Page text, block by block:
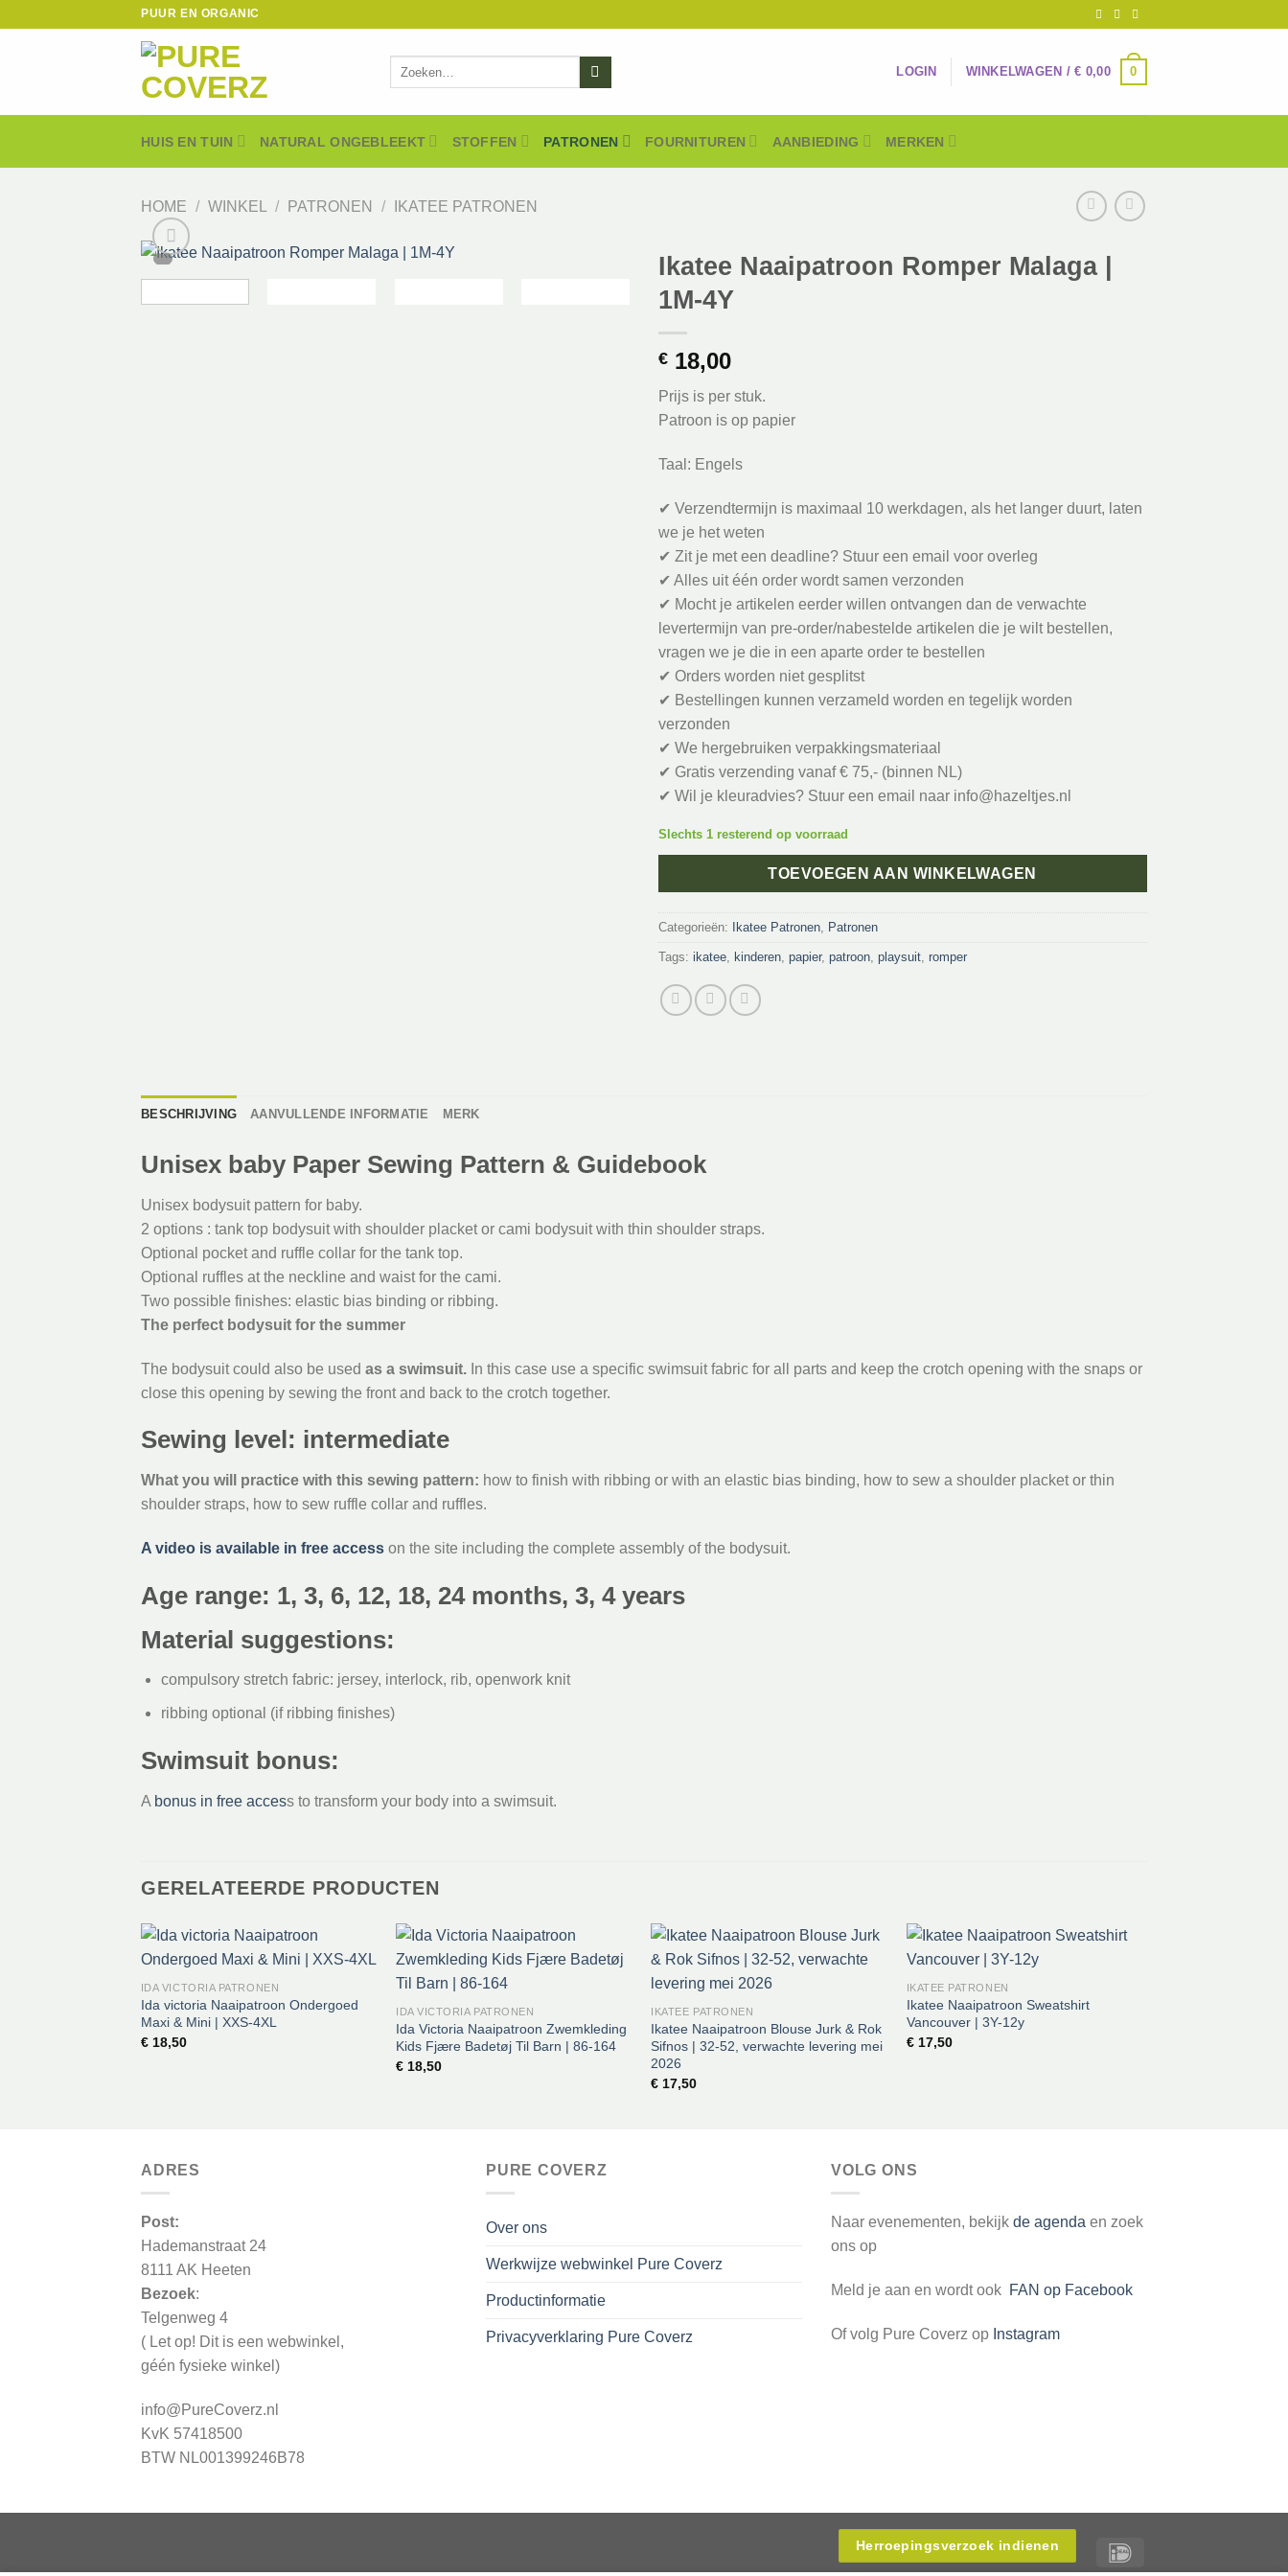
PUUR EN ORGANIC
LOGIN WINKELWAGEN /€ 0,00 0
HUIS EN TUIN NATURAL ONGEBLEEKT STOFFEN PATRONEN FOURNITUREN AANBIEDING MERKEN
HOME / WINKEL / PATRONEN / IKATEE PATRONEN
Ikatee Naaipatroon Romper Malaga |
1M-4Y
€ 18,00
Prijs is per stuk.
Patroon is op papier
Taal: Engels
✔ Verzendtermijn is maximaal 10 werkdagen, als het langer duurt, laten
we je het weten
✔ Zit je met een deadline? Stuur een email voor overleg
✔ Alles uit één order wordt samen verzonden
✔ Mocht je artikelen eerder willen ontvangen dan de verwachte
levertermijn van pre-order/nabestelde artikelen die je wilt bestellen,
vragen we je die in een aparte order te bestellen
✔ Orders worden niet gesplitst
✔ Bestellingen kunnen verzameld worden en tegelijk worden
verzonden
✔ We hergebruiken verpakkingsmateriaal
✔ Gratis verzending vanaf € 75,- (binnen NL)
✔ Wil je kleuradvies? Stuur een email naar info@hazeltjes.nl
Slechts 1 resterend op voorraad
TOEVOEGEN AAN WINKELWAGEN
Categorieën: Ikatee Patronen Patronen
Tags: ikatee kinderen papier, patroon playsuit romper
BESCHRIJVING AANVULLENDE INFORMATIE MERK
Unisex baby Paper Sewing Pattern & Guidebook
Unisex bodysuit pattern for baby.
2 options : tank top bodysuit with shoulder placket or cami bodysuit with thin shoulder straps.
Optional pocket and ruffle collar for the tank top.
Optional ruffles at the neckline and waist for the cami.
Two possible finishes: elastic bias binding or ribbing.
The perfect bodysuit for the summer
The bodysuit could also be used as a swimsuit. In this case use a specific swimsuit fabric for all parts and keep the crotch opening with the snaps or
close this opening by sewing the front and back to the crotch together.
Sewing level: intermediate
What you will practice with this sewing pattern: how to finish with ribbing or with an elastic bias binding, how to sew a shoulder placket or thin
shoulder straps, how to sew ruffle collar and ruffles.
A video is available in free access on the site including the complete assembly of the bodysuit.
Age range: 1, 3, 6, 12, 18, 24 months, 3, 4 years
Material suggestions:
compulsory stretch fabric: jersey, interlock, rib, openwork knit
ribbing optional (if ribbing finishes)
Swimsuit bonus:
A bonus in free access to transform your body into a swimsuit.
GERELATEERDE PRODUCTEN
IDA VICTORIA PATRONEN
Ida victoria Naaipatroon Ondergoed
Maxi & Mini | XXS-4XL
€18,50
IDA VICTORIA PATRONEN
Ida Victoria Naaipatroon Zwemkleding
Kids Fjære Badetøj Til Barn | 86-164
€ 18,50
IKATEE PATRONEN
Ikatee Naaipatroon Blouse Jurk & Rok
Sifnos | 32-52, verwachte levering mei
2026
€ 17,50
IKATEE PATRONEN
Ikatee Naaipatroon Sweatshirt
Vancouver | 3Y-12y
€17,50
ADRES
Post:
Hademanstraat 24
8111 AK Heeten
Bezoek:
Telgenweg 4
( Let op! Dit is een webwinkel,
géén fysieke winkel)
info@PureCoverz.nl
KvK 57418500
BTW NL001399246B78
PURE COVERZ
Over ons
Werkwijze webwinkel Pure Coverz
Productinformatie
Privacyverklaring Pure Coverz
VOLG ONS
Naar evenementen, bekijk de agenda en zoek
ons op
Meld je aan en wordt ook FAN op Facebook
Of volg Pure Coverz op Instagram
Herroepingsverzoek indienen